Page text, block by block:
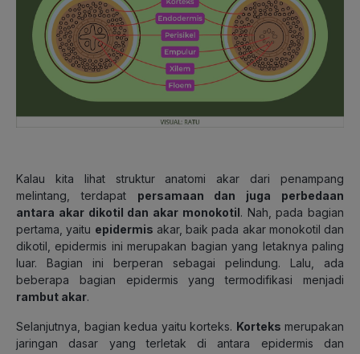
Kalau kita lihat struktur anatomi akar dari penampang
melintang, terdapat persamaan dan juga perbedaan
antara akar dikotil dan akar monokotil. Nah, pada bagian
pertama, yaitu epidermis akar, baik pada akar monokotil dan
dikotil, epidermis ini merupakan bagian yang letaknya paling
luar. Bagian ini berperan sebagai pelindung. Lalu, ada
beberapa bagian epidermis yang termodifikasi menjadi
rambut akar.
Selanjutnya, bagian kedua yaitu korteks. Korteks merupakan
jaringan dasar yang terletak di antara epidermis dan